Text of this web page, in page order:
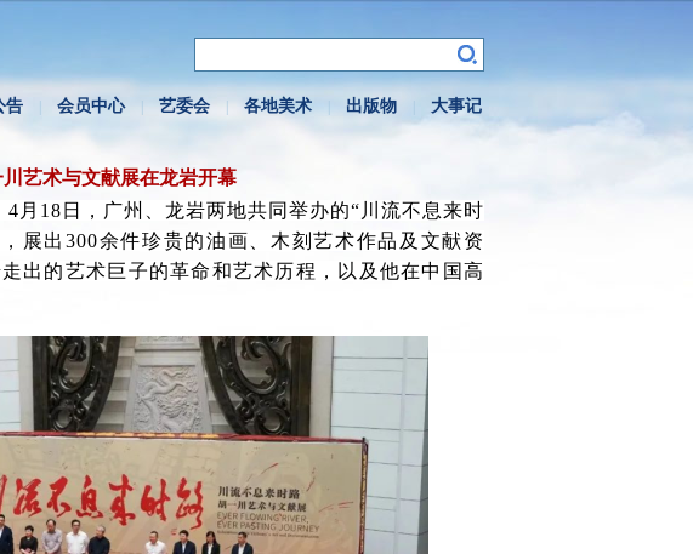
告 会员中心 艺委会 各地美术 出版物 大事记
艺术与文献展在龙岩开幕
月18日，广州、龙岩两地共同举办的“川流不息来时
展出300余件珍贵的油画、木刻艺术作品及文献资
出的艺术巨子的革命和艺术历程，以及他在中国高